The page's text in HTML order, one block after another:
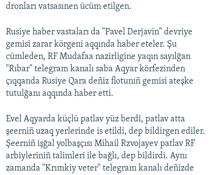
dronları vatsasınen ücüm etilgen.
Rusiye haber vastaları da "Pavel Derjavin" devriye
gemisi zarar körgeni aqqında haber eteler. Şu
cümleden, RF Mudafaa nazirligine yaqın sayılğan
"Rıbar" telegram kanalı saba Aqyar körfezinden
çıqqanda Rusiye Qara deñiz flotunıñ gemisi ateşke
tutulğanı aqqında haber etti.
Evel Aqyarda küçlü patlav yüz berdi, patlav atta
şeerniñ uzaq yerlerinde is etildi, dep bildirgen ediler.
Şeerniñ işğal yolbaşçısı Mihail Rzvojayev patlav RF
arbiyleriniñ talimleri ile bağlı, dep bildirdi. Aynı
zamanda "Krımkiy veter" telegram kanalı deñizde